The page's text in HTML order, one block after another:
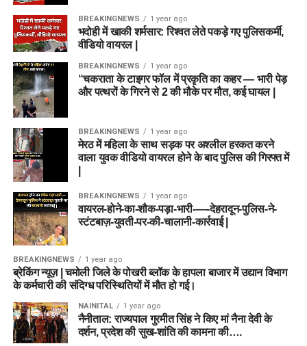
BREAKINGNEWS 1 year ago
भदोही में खाकी शर्मसार: रिश्वत लेते पकड़े गए पुलिसकर्मी,
वीडियो वायरल |
BREAKINGNEWS 1 year ago
“चकराता के टाइगर फॉल में प्रकृति का कहर — भारी पेड़
और पत्थरों के गिरने से 2 की मौके पर मौत, कई घायल |
BREAKINGNEWS 1 year ago
मेरठ में महिला के साथ सड़क पर अश्लील हरकत करने
वाला युवक वीडियो वायरल होने के बाद पुलिस की गिरफ्त में
BREAKINGNEWS 1 year ago
वायरल-होने-का-शौक-पड़ा-भारी-—-देहरादून-पुलिस-ने-
स्टंटबाज़-युवती-पर-की-चालानी-कार्रवाई |
BREAKINGNEWS 1 year ago
ब्रेकिंग न्यूज़ | चमोली जिले के पोखरी ब्लॉक के हापला बाजार में उद्यान विभाग
के कर्मचारी की संदिग्ध परिस्थितियों में मौत हो गई।
NAINITAL 1 year ago
नैनीताल: राज्यपाल गुरमीत सिंह ने किए मां नैना देवी के
दर्शन, प्रदेश की सुख-शांति की कामना की….